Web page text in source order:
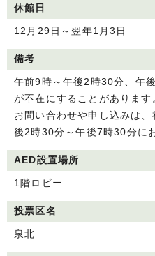
休館日
12月29日～翌年1月3日
備考
午前9時～午後2時30分、午
が不在にすることがあります
お問い合わせや申し込みは
後2時30分～午後7時30分に
AED設置場所
1階ロビー
投票区名
泉北